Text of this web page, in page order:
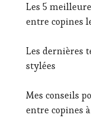
Les 5
entre copines
Les dernières
stylées
Mes conseils
entre copines